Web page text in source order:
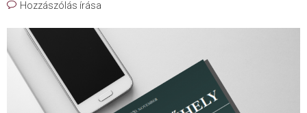
Hozzászólás írása